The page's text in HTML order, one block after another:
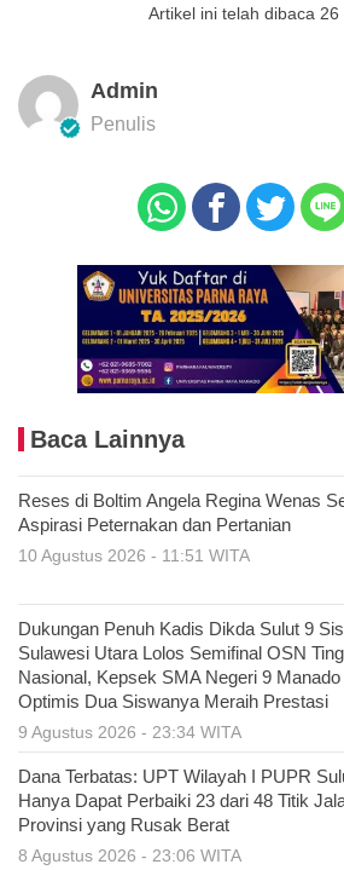
Artikel ini telah dibaca 26
Admin
Penulis
Baca Lainnya
Reses di Boltim Angela Regina Wenas
Aspirasi Peternakan dan Pertanian
10 Agustus 2026 - 11:51 WITA
Dukungan Penuh Kadis Dikda Sulut 9
Sulawesi Utara Lolos Semifinal OSN
Nasional, Kepsek SMA Negeri 9 Manado
Optimis Dua Siswanya Meraih Prestasi
9 Agustus 2026 - 23:34 WITA
Dana Terbatas: UPT Wilayah I PUPR
Hanya Dapat Perbaiki 23 dari 48 Titik
Provinsi yang Rusak Berat
8 Agustus 2026 - 23:06 WITA